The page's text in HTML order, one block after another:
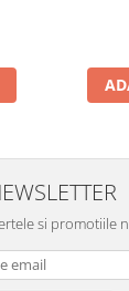
plante
si promotiile